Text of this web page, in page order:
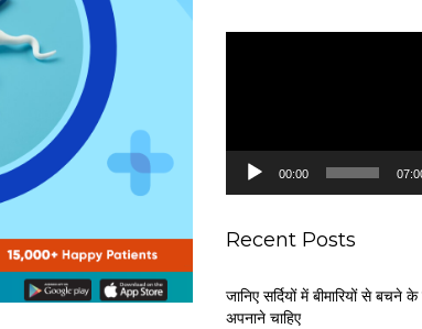
y
00:00
Recent Posts
जानिए सर्दियों में बीमारियों से बचने
अपनाने चाहिए